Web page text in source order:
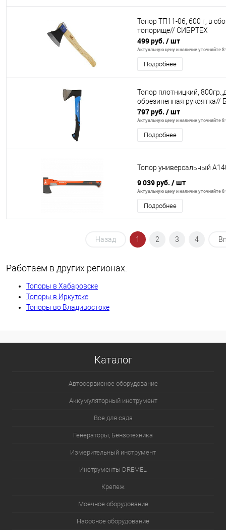
Топор ТП11-06, 600 г, в
топорище// СИБРТЕХ
499 руб. / шт
Актуальную цену и наличие уточняйте 8
Подробнее
Топор плотницкий,
обрезиненная рукоятка//
797 руб. / шт
Актуальную цену и наличие уточняйте 8
Подробнее
Топор универсальный
9 039 руб. / шт
Актуальную цену и наличие уточняйте 8
Подробнее
Назад 1 2 3 4
Работаем в других регионах:
Топоры в Хабаровске
Топоры в Иркутске
Топоры во Владивостоке
Каталог
Автосервисное оборудование
Аккумуляторный инструмент
Все для сада
Генераторы, Бензотехника
Измерительный инструмент
Инструменты DREMEL
Крепеж
Моечное оборудование
Насосное оборудование